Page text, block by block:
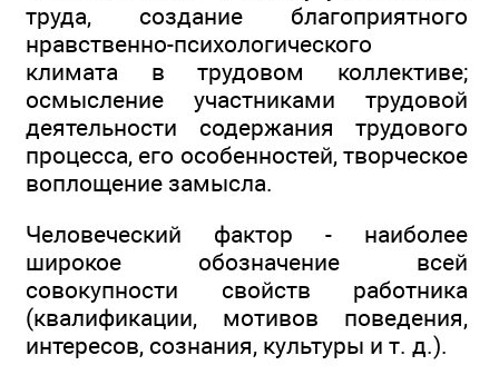
труда, создание благоприятного
нравственно-психологического
климата в трудовом коллективе;
осмысление участниками трудовой
деятельности содержания трудового
процесса, его особенностей, творческое
воплощение замысла.
Человеческий фактор - наиболее
широкое обозначение всей
совокупности свойств работника
(квалификации, мотивов поведения,
интересов, сознания, культуры и т. д.).